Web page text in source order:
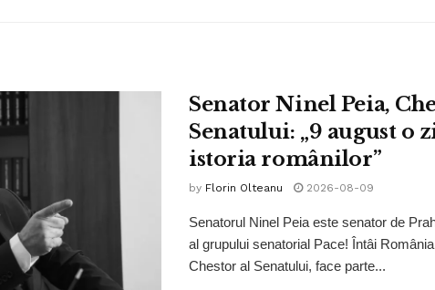
Senator Ninel Peia,
Senatului: „9 august o
istoria românilor”
by Florin Olteanu 2026-08-09
Senatorul Ninel Peia este senator de
al grupului senatorial Pace! Întâi
Chestor al Senatului, face parte...